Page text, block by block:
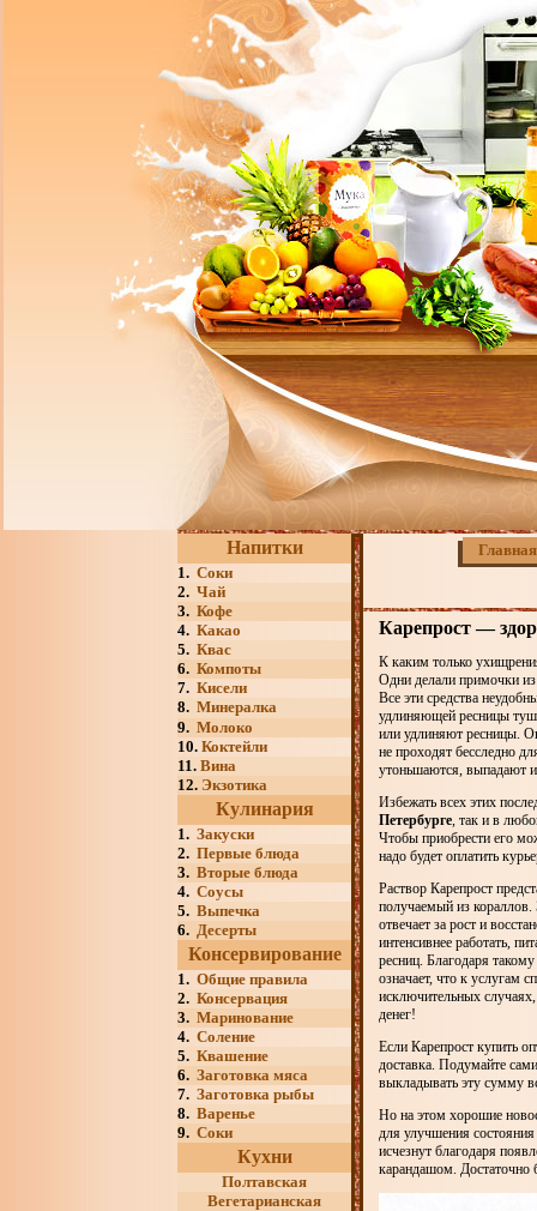
Напитки
1. Соки
2. Чай
3. Кофе
4. Какао
5. Квас
6. Компоты
7. Кисели
8. Минералка
9. Молоко
10. Коктейли
11. Вина
12. Экзотика
Кулинария
1. Закуски
2. Первые блюда
3. Вторые блюда
4. Соусы
5. Выпечка
6. Десерты
Консервирование
1. Общие правила
2. Консервация
3. Маринование
4. Соление
5. Квашение
6. Заготовка мяса
7. Заготовка рыбы
8. Варенье
9. Соки
Кухни
Полтавская
Вегетарианская
Главная
Карепрост —
К каким только
Одни делали примочки из
Все эти средства
удлиняющей ресницы
или удлиняют ресницы.
не проходят бесследно
утоньшаются, выпадают
Избежать всех этих
Петербурге, так и в
Чтобы приобрести его
надо будет оплатить
Раствор Карепрост
получаемый из кораллов.
отвечает за рост и
интенсивнее работать,
ресниц. Благодаря
означает, что к услугам
исключительных
денег!
Если Карепрост купить
доставка. Подумайте
выкладывать эту сумму
Но на этом хорошие
для улучшения
исчезнут благодаря
карандашом. Достаточно